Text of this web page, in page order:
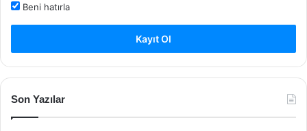
Beni hatırla
Kayıt Ol
Son Yazılar